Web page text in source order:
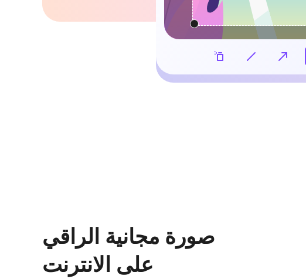
صورة مجانية الراقي
على الانترنت